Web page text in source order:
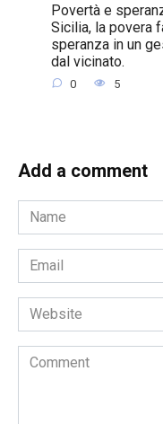
Povertà e
Sicilia, la povera
speranza in un
dal vicinato.
0 5
Add a comment
Name
*
Email
*
Website
Comment